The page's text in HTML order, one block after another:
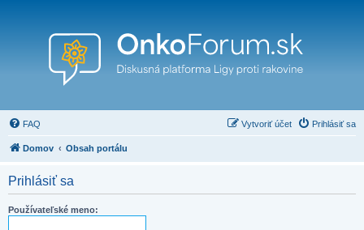
FAQ Prihlásiť sa
Vytvoriť účet
Domov Obsah portálu
Prihlásiť sa
Používateľské meno: